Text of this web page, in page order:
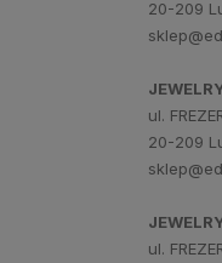
20-209
ul.
20-209
ul.